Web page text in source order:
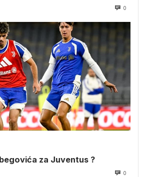
0
za Juventus ?
0